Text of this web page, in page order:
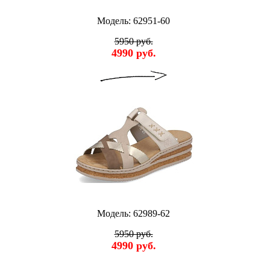
Модель: 62951-60
5950 руб.
4990 руб.
Модель: 62989-62
5950 руб.
4990 руб.